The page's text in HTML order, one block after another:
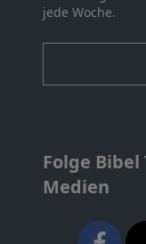
jede Woche.
Folge
Medien